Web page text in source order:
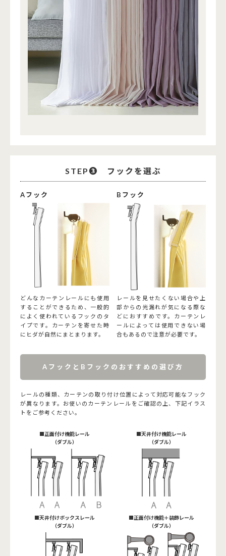
STEP➌ フックを選ぶ
Aフック
どんなカーテンレールにも使用
することができるため、一般的
によく使われているフックのタ
イプです。カーテンを寄せた時
にヒダが自然にまとまります。
Bフック
レールを見せたくない場合や上
部からの光漏れが気になる際な
どにおすすめです。カーテンレ
ールによっては使用できない場
合もあるので注意が必要です。
AフックとBフックのおすすめの選び方
レールの種類、カーテンの取り付け位置によって対応可能なフック
が異なります。お使いのカーテンレールをご確認の上、下記イラス
トをご参考ください。
■正面付け機能レール
（ダブル）
■天井付け機能レール
（ダブル）
■天井付けボックスレール
（ダブル）
■正面付け機能＋装飾レール
（ダブル）